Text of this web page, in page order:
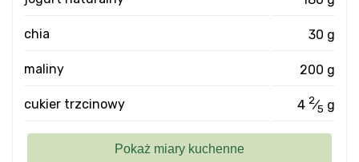
chia 30 g
maliny 200 g
cukier trzcinowy 4 2⁄5 g